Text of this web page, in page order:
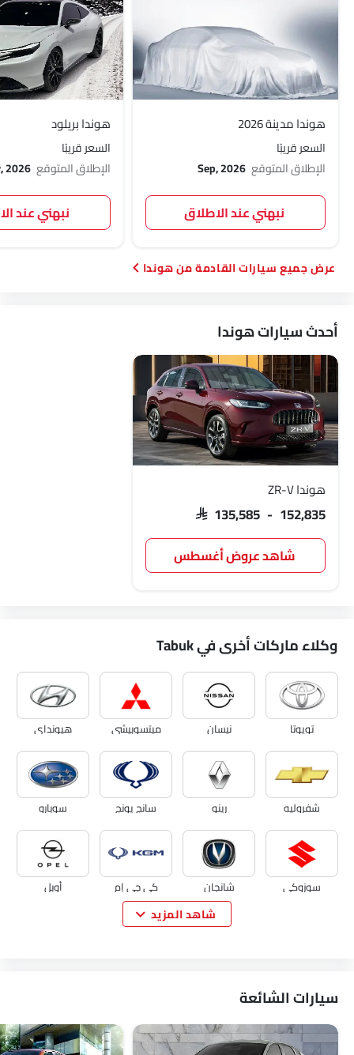
هوندا مدينة 2026
السعر قريبًا
الإطلاق المتوقع Sep, 2026
نبهني عند الاطلاق
هوندا بريلود
السعر قريبًا
الإطلاق المتوقع 2026
نبهني عند
سيارات القادمة من هوندا
أحدث سيارات هوندا
هوندا ZR-V
SAR 135,585 - 152,835
شاهد عروض أغسطس
وكلاء ماركات أخرى في Tabuk
تويوتا نيسان ميتسوبيشي هيونداي
شفروليه رينو سانج يونج سوبارو
سوزوكي شانجان كي جي إم أوبل
دبليو موتورز دورسن ماهيندرا
شاهد المزيد
سيارات الشائعة